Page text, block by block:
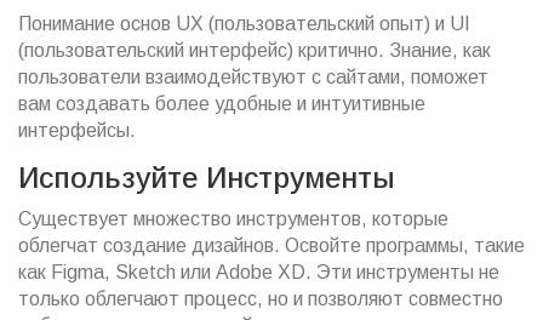
Понимание основ UX (пользовательский опыт) и UI
(пользовательский интерфейс) критично. Знание, как
пользователи взаимодействуют с сайтами, поможет
вам создавать более удобные и интуитивные
интерфейсы.
Используйте Инструменты
Существует множество инструментов, которые
облегчат создание дизайнов. Освойте программы, такие
как Figma, Sketch или Adobe XD. Эти инструменты не
только облегчают процесс, но и позволяют совместно